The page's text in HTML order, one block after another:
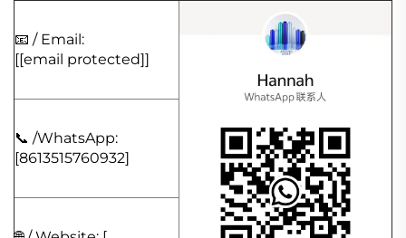
📧 / Email:
[[email protected]]
📞 /WhatsApp:
[8613515760932]